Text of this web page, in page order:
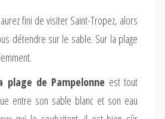
fini de visiter Saint-Tropez, alors
détendre sur le sable. Sur la plage
plage de Pampelonne est tout
entre son sable blanc et son eau